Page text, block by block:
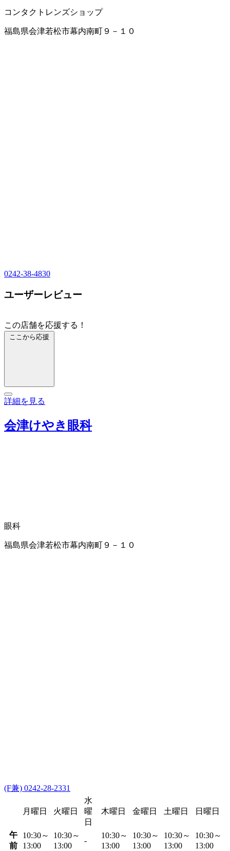
コンタクトレンズショップ
福島県会津若松市幕内南町９－１０
0242-38-4830
ユーザーレビュー
この店舗を応援する！
ここから応援
詳細を見る
会津けやき眼科
眼科
福島県会津若松市幕内南町９－１０
(F兼) 0242-28-2331
月曜日 火曜日
水
曜
日
木曜日 金曜日 土曜日 日曜日
午
前
10:30～
13:00
10:30～
13:00
-
10:30～
13:00
10:30～
13:00
10:30～
13:00
10:30～
13:00